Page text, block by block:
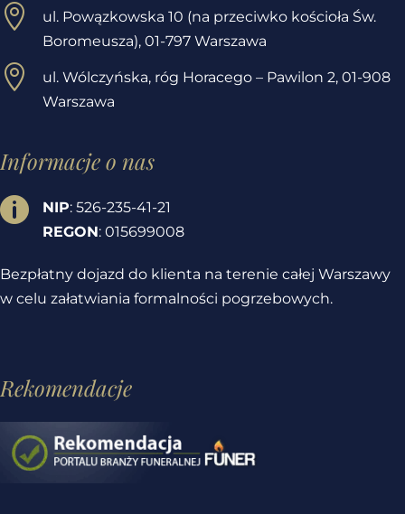

ul. Powązkowska 10 (na przeciwko kościoła Św.
Boromeusza), 01-797 Warszawa
 ul. Wólczyńska, róg Horacego – Pawilon 2, 01-908
Warszawa
Informacje o nas

NIP: 526-235-41-21
REGON: 015699008
Bezpłatny dojazd do klienta na terenie całej Warszawy
w celu załatwiania formalności pogrzebowych.
Rekomendacje